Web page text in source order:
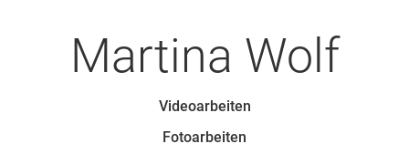
Martina Wolf
Videoarbeiten
Fotoarbeiten